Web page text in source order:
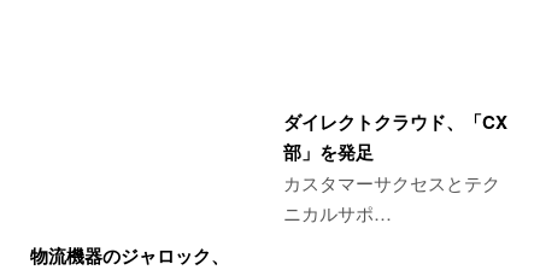
物流機器のジャロック、
ダイレクトクラウド、「CX
部」を発足
カスタマーサクセスとテク
ニカルサポ…